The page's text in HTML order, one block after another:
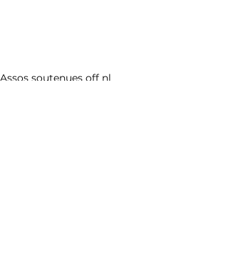
Assos soutenues off nl